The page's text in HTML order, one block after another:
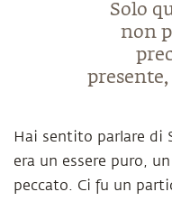
Solo
non
Hai sentito parlare di
era un essere puro,
peccato. Ci fu un